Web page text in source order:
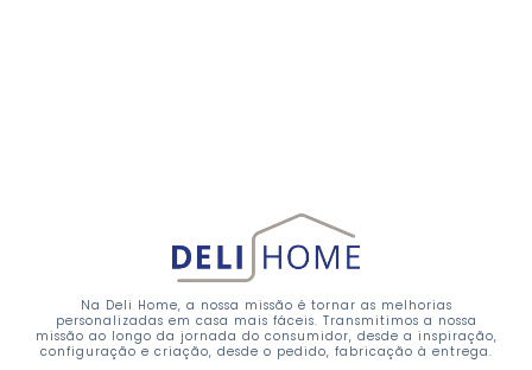
Na Deli Home, a nossa missão é tornar as melhorias
personalizadas em casa mais fáceis. Transmitimos a nossa
missão ao longo da jornada do consumidor, desde a inspiração,
configuração e criação, desde o pedido, fabricação à entrega.